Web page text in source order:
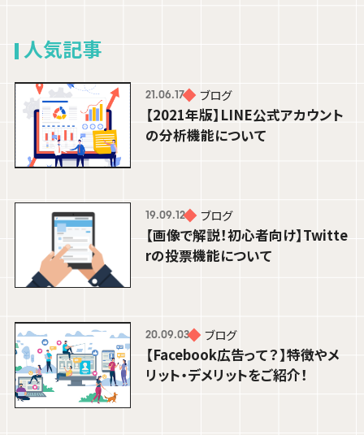
25.12.16 ブログ
【広報担当者必見】縦型動画広告はなぜ
ポイントを解説！
渡辺 るみな
DESIGNER
人気記事
21.06.17 ブログ
【2021年版】LINE公式アカウント
の分析機能について
19.09.12 ブログ
【画像で解説！初心者向け】Twitte
rの投票機能について
20.09.03 ブログ
【Facebook広告って？】特徴やメ
リット・デメリットをご紹介！